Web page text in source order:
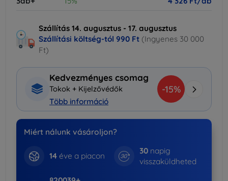
Szállítás 14. augusztus - 17. augusztus
Szállítási költség-tól 990 Ft (Ingyenes 30 000
Ft)
Kedvezményes csomag
Tokok + Kijelzővédők
Több információ
-15%
Miért nálunk vásároljon?
14éve a piacon
30 napig
visszaküldheted